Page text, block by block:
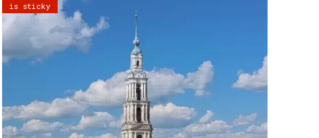
is sticky